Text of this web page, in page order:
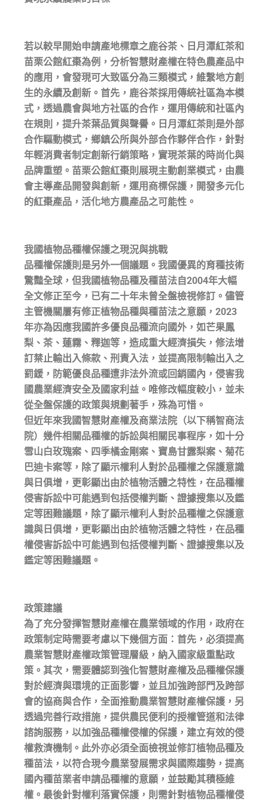
若以較早開始申請產地標章之鹿谷茶、日月潭紅茶和
苗栗公館紅棗為例，分析智慧財產權在特色農產品中
的應用，會發現可大致區分為三類模式，維繫地方創
生的永續及創新。首先，鹿谷茶採用傳統社區為本模
式，透過農會與地方社區的合作，運用傳統和社區內
在規則，提升茶葉品質與聲譽。日月潭紅茶則是外部
合作驅動模式，鄉鎮公所與外部合作夥伴合作，針對
年輕消費者制定創新行銷策略，實現茶葉的時尚化與
品牌重塑。苗栗公館紅棗則展現主動創業模式，由農
會主導產品開發與創新，運用商標保護，開發多元化
的紅棗產品，活化地方農產品之可能性。
我國植物品種權保護之現況與挑戰
品種權保護則是另外一個議題。我國優異的育種技術
驚豔全球，但我國植物品種及種苗法自2004年大幅
全文修正至今，已有二十年未曾全盤檢視修訂。儘管
主管機關屢有修正植物品種與種苗法之意願，2023
年亦為因應我國許多優良品種流向國外，如芒果鳳
梨、茶、蓮霧、釋迦等，造成重大經濟損失，修法增
訂禁止輸出入條款、刑責入法，並提高限制輸出入之
罰鍰，防範優良品種遭非法外流或回銷國內，侵害我
國農業經濟安全及國家利益。唯修改幅度較小，並未
從全盤保護的政策與規劃著手，殊為可惜。
但近年來我國智慧財產權及商業法院（以下稱智商法
院）幾件相關品種權的訴訟與相關民事程序，如十分
雪山白玫瑰案、四季橘金剛案、寶島甘露梨案、菊花
巴迪卡案等，除了顯示權利人對於品種權之保護意識
與日俱增，更彰顯出由於植物活體之特性，在品種權
侵害訴訟中可能遇到包括侵權判斷、證據搜集以及鑑
定等困難議題，除了顯示權利人對於品種權之保護意
識與日俱增，更彰顯出由於植物活體之特性，在品種
權侵害訴訟中可能遇到包括侵權判斷、證據搜集以及
鑑定等困難議題。
政策建議
為了充分發揮智慧財產權在農業領域的作用，政府在
政策制定時需要考慮以下幾個方面：首先，必須提高
農業智慧財產權政策管理層級，納入國家級重點政
策。其次，需要體認到強化智慧財產權及品種權保護
對於經濟與環境的正面影響，並且加強跨部門及跨部
會的協商與合作，全面推動農業智慧財產權保護，另
透過完善行政措施，提供農民便利的授權管道和法律
諮詢服務，以加強品種權侵權的保護，建立有效的侵
權救濟機制。此外亦必須全面檢視並修訂植物品種及
種苗法，以符合現今農業發展需求與國際趨勢，提高
國內種苗業者申請品種權的意願，並鼓勵其積極維
權。最後針對權利落實保護，則需針對植物品種權侵